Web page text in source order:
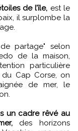
de l’île, est le
il surplombe la
partage" selon
de la maison,
particulière
Cap Corse, on
de mer, le
un cadre rêvé au
des horizons